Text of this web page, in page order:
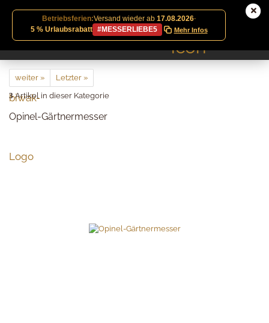
Betriebsferien:Versand wieder ab 17.08.2026·
5 % Urlaubsrabatt
#MESSERLIEBE5 Mehr Infos
weiter »
Letzter »
3Artikel in dieser Kategorie
Opinel-Gärtnermesser